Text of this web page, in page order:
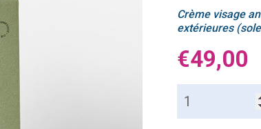
Crème visage
extérieures
€49,00
de
Crème